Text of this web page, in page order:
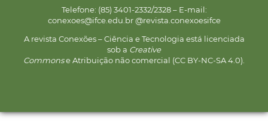
Telefone: (85) 3401-2332/2328 – E-mail:
conexoes@ifce.edu.br @revista.conexoesifce
A revista Conexões – Ciência e Tecnologia está licenciada
sob a Creative
Commonse Atribuição não comercial (CC BY-NC-SA 4.0).